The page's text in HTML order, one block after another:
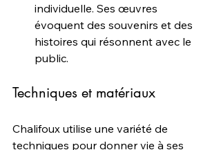
individuelle. Ses œuvres
évoquent des souvenirs et des
histoires qui résonnent avec le
public.
Techniques et matériaux
Chalifoux utilise une variété de
techniques pour donner vie à ses